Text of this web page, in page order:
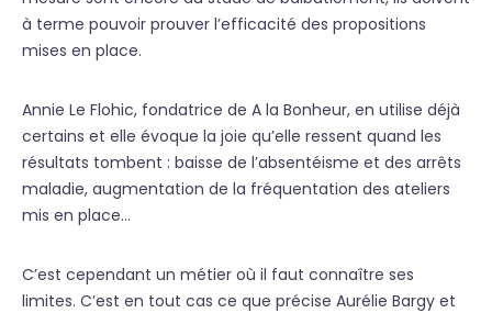
à terme pouvoir prouver l’efficacité des propositions
mises en place.
Annie Le Flohic, fondatrice de A la Bonheur, en utilise déjà
certains et elle évoque la joie qu’elle ressent quand les
résultats tombent : baisse de l’absentéisme et des arrêts
maladie, augmentation de la fréquentation des ateliers
mis en place…
C’est cependant un métier où il faut connaître ses
limites. C’est en tout cas ce que précise Aurélie Bargy et